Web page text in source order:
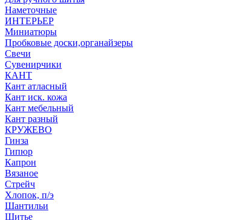
Наметочные
ИНТЕРЬЕР
Миниатюры
Пробковые доски,органайзеры
Свечи
Сувенирчики
КАНТ
Кант атласный
Кант иск. кожа
Кант мебельный
Кант разный
КРУЖЕВО
Гинза
Гипюр
Капрон
Вязаное
Стрейч
Хлопок, п/э
Шантильи
Шитье